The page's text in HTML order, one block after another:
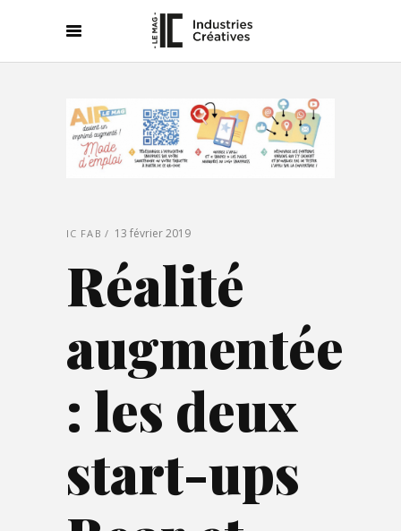
IC FAB 13 février 2019
Réalité
augmentée
: les deux
start-ups